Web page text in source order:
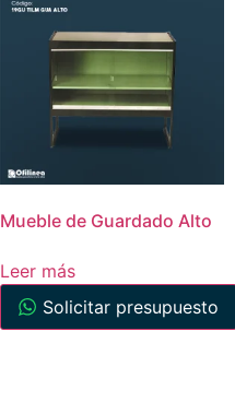
Mueble de Guardado Alto
Leer más
Solicitar presupuesto